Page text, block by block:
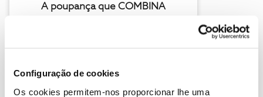
Configuração de cookies
Os cookies permitem-nos proporcionar lhe uma
A poupança que COMBINA